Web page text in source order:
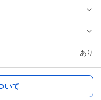
あり
いて